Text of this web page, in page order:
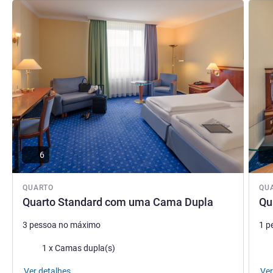
QUARTO
Quarto Standard com uma Cama Dupla
Ver detalhes
6
3 pessoa no máximo
Cama1 x Camas dupla(s)
Ver
1